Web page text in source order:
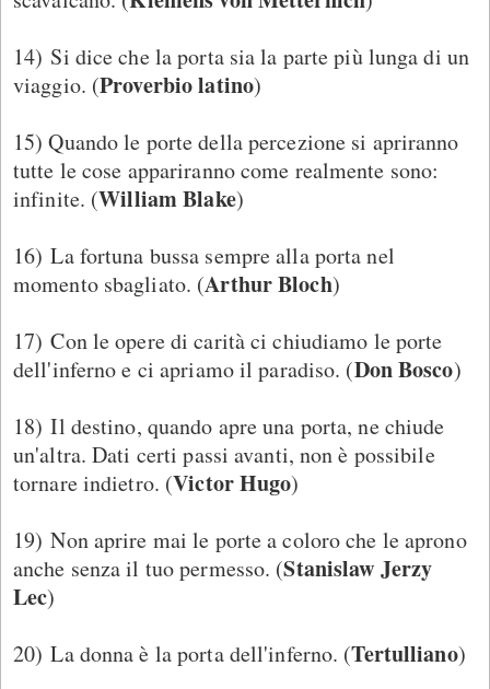
14) Si dice che la porta sia la parte più lunga di un
viaggio. (Proverbio latino)
15) Quando le porte della percezione si apriranno
tutte le cose appariranno come realmente sono:
infinite. (William Blake)
16) La fortuna bussa sempre alla porta nel
momento sbagliato. (Arthur Bloch)
17) Con le opere di carità ci chiudiamo le porte
dell'inferno e ci apriamo il paradiso. (Don Bosco)
18) Il destino, quando apre una porta, ne chiude
un'altra. Dati certi passi avanti, non è possibile
tornare indietro. (Victor Hugo)
19) Non aprire mai le porte a coloro che le aprono
anche senza il tuo permesso. (Stanislaw Jerzy
Lec)
20) La donna è la porta dell'inferno. (Tertulliano)